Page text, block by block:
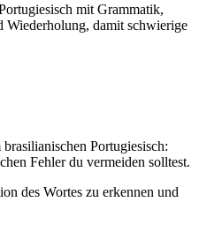
mit Grammatik,
Wiederholung, damit schwierige
Portugiesisch:
Fehler du vermeiden solltest.
des Wortes zu erkennen und